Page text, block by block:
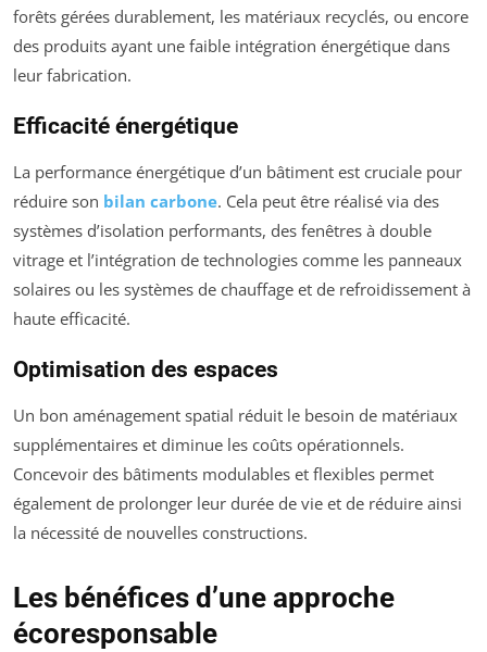
forêts gérées durablement, les matériaux recyclés, ou encore
des produits ayant une faible intégration énergétique dans
leur fabrication.
Efficacité énergétique
La performance énergétique d’un bâtiment est cruciale pour
réduire son bilan carbone. Cela peut être réalisé via des
systèmes d’isolation performants, des fenêtres à double
vitrage et l’intégration de technologies comme les panneaux
solaires ou les systèmes de chauffage et de refroidissement à
haute efficacité.
Optimisation des espaces
Un bon aménagement spatial réduit le besoin de matériaux
supplémentaires et diminue les coûts opérationnels.
Concevoir des bâtiments modulables et flexibles permet
également de prolonger leur durée de vie et de réduire ainsi
la nécessité de nouvelles constructions.
Les bénéfices d’une approche
écoresponsable